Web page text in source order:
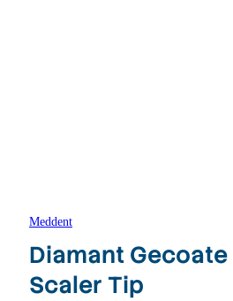
Meddent
Diamant
Scaler Tip